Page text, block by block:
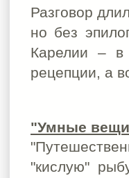
Разговор
но без
Карелии – в
рецепции, а
"Умные
"кислую"